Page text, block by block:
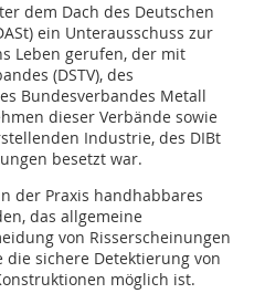
dem Dach des Deutschen
ein Unterausschuss zur
Leben gerufen, der mit
(DSTV), des
Bundesverbandes Metall
dieser Verbände sowie
Industrie, des DIBt
besetzt war.
der Praxis handhabbares
das allgemeine
von Risserscheinungen
sichere Detektierung von
möglich ist.